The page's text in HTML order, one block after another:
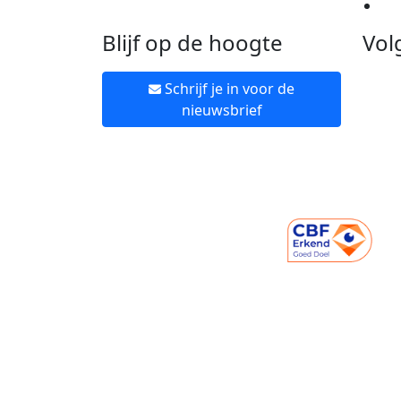
Blijf op de hoogte
Schrijf je in voor de
nieuwsbrief